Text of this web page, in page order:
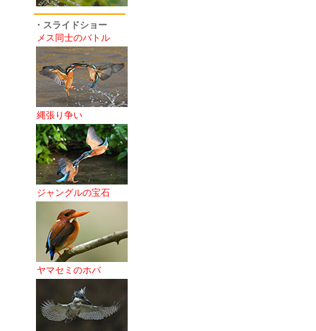
・スライドショー
メス同士のバトル
縄張り争い
ジャングルの宝石
ヤマセミのホバ